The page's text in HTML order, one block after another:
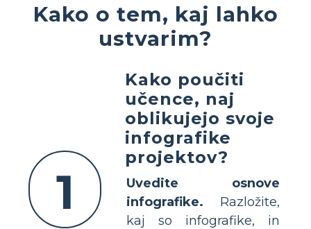
Kako o tem, kaj lahko
ustvarim?
1
Kako poučiti
učence, naj
oblikujejo svoje
infografike
projektov?
Uvedite osnove
infografike. Razložite,
kaj so infografike, in